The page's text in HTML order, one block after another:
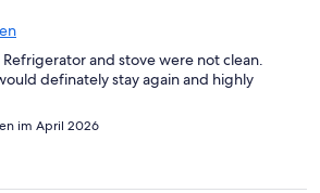
and stove were not clean.
definately stay again and highly
im April 2026